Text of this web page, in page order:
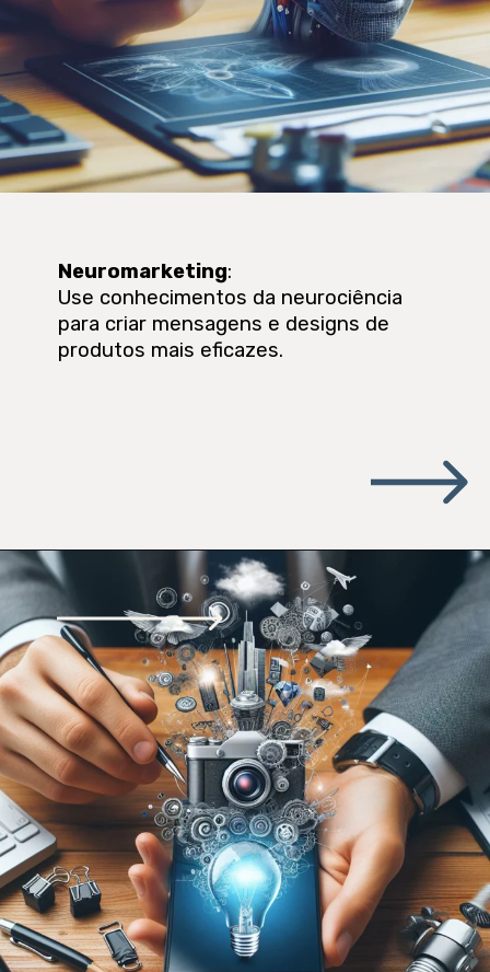
Neuromarketing:
Use conhecimentos da neurociência
para criar mensagens e designs de
produtos mais eficazes.